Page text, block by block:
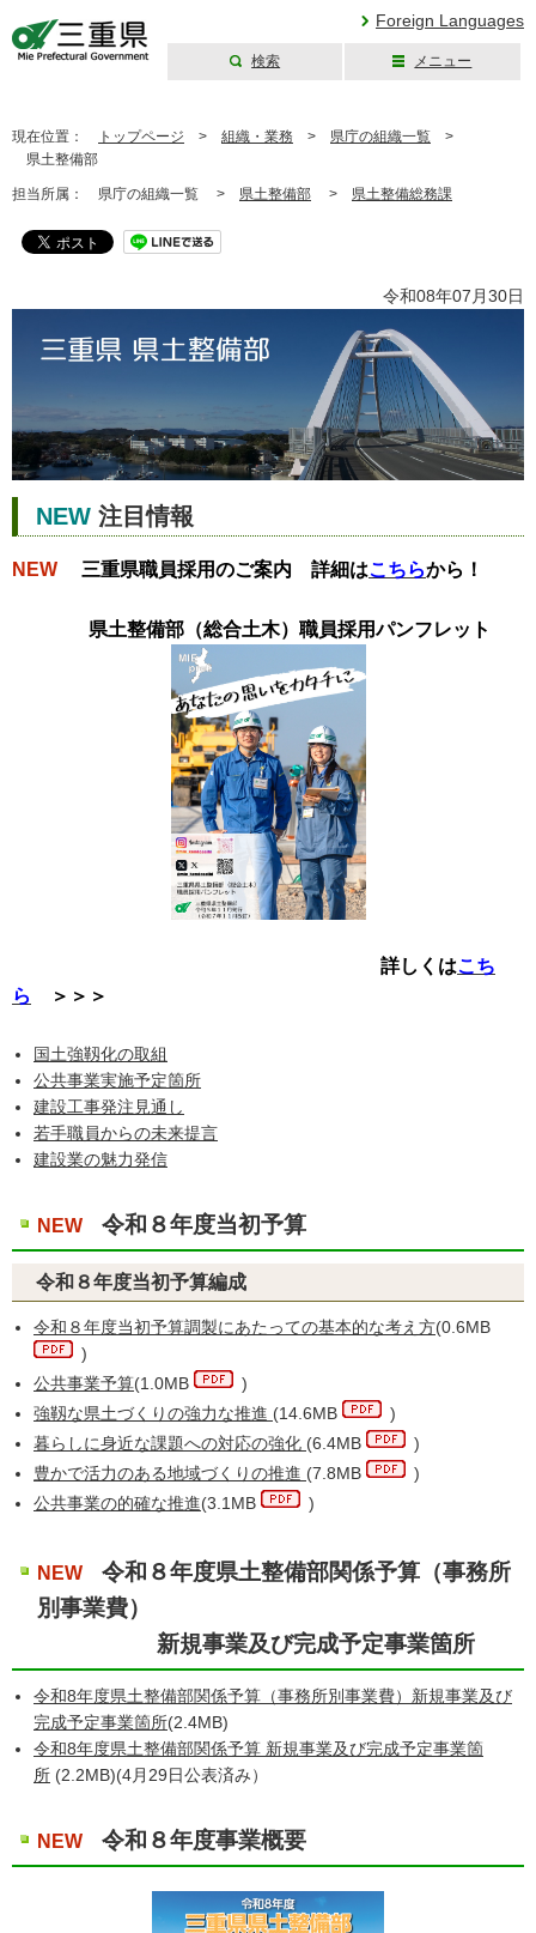
Foreign Languages
検索 メニュー
現在位置： トップページ > 組織・業務 > 県庁の組織一覧 >
県土整備部
担当所属： 県庁の組織一覧 > 県土整備部 > 県土整備総務課
令和08年07月30日
NEW 注目情報
NEW 三重県職員採用のご案内 詳細はこちらから！
県土整備部（総合土木）職員採用パンフレット
詳しくはこち
ら
＞＞＞
国土強靱化の取組
公共事業実施予定箇所
建設工事発注見通し
若手職員からの未来提言
建設業の魅力発信
NEW 令和８年度当初予算
令和８年度当初予算編成
令和８年度当初予算調製にあたっての基本的な考え方(0.6MB
)
公共事業予算(1.0MB
)
強靱な県土づくりの強力な推進 (14.6MB
)
暮らしに身近な課題への対応の強化 (6.4MB
)
豊かで活力のある地域づくりの推進 (7.8MB
)
公共事業の的確な推進(3.1MB )
NEW 令和８年度県土整備部関係予算（事務所
別事業費）
新規事業及び完成予定事業箇所
令和8年度県土整備部関係予算（事務所別事業費）新規事業及び
完成予定事業箇所(2.4MB)
令和8年度県土整備部関係予算 新規事業及び完成予定事業箇
所 (2.2MB)(4月29日公表済み）
NEW 令和８年度事業概要